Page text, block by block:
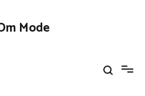
Mode